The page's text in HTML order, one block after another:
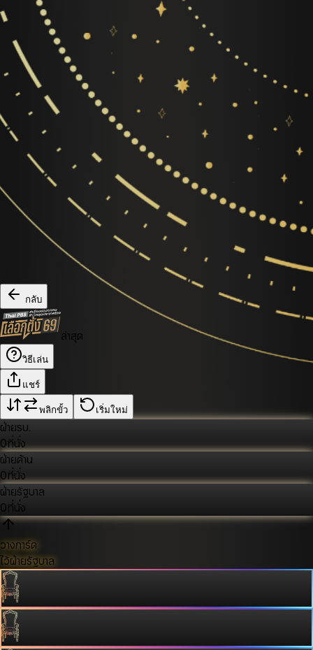
กลับ
ล่าสุด
วิธีเล่น
แชร์
พลิกขั้ว เริ่มใหม่
ฝ่ายรบ.
0ที่นั่ง
ฝ่ายค้าน
0ที่นั่ง
ฝ่ายรัฐบาล
0ที่นั่ง
วางการ์ด
ไว้ฝ่ายรัฐบาล